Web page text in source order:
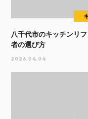
八千代市のキッチンリ
者の選び方
2026.04.04